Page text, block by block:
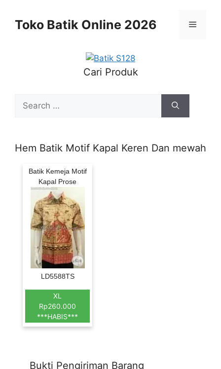
contentToko Batik Online 2026 Menu
Cari Produk
for:
Hem Batik Motif Kapal Keren Dan mewah
Batik Kemeja Motif
Kapal Prose
LD5588TS
XL
Rp260.000
***HABIS***
Bukti Pengiriman Barang